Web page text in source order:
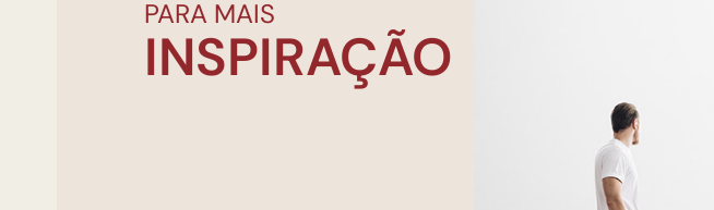
PARA MAIS
INSPIRAÇÃO